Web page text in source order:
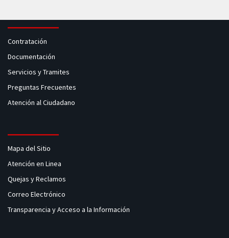
Contratación
Documentación
Servicios y Tramites
Preguntas Frecuentes
Atención al Ciudadano
Mapa del Sitio
Atención en Linea
Quejas y Reclamos
Correo Electrónico
Transparencia y Acceso a la Información